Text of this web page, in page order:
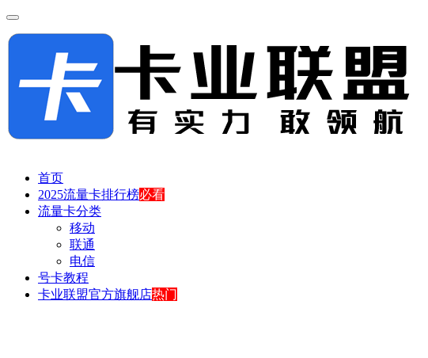
首页
2025流量卡排行榜必看
流量卡分类
移动
联通
电信
号卡教程
卡业联盟官方旗舰店热门